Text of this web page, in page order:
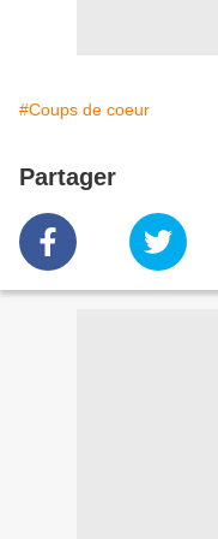
#Coups de coeur
Partager